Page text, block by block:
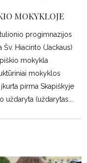
MOKYKLOJE
progimnazijos
Hiacinto (Jackaus)
mokykla
mokyklos
pirma Skapiškyje
uždaryta (uždarytas